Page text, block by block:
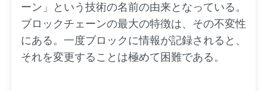
ーン」という技術の名前の由来となっている。
ブロックチェーンの最大の特徴は、その不変性
にある。一度ブロックに情報が記録されると、
それを変更することは極めて困難である。